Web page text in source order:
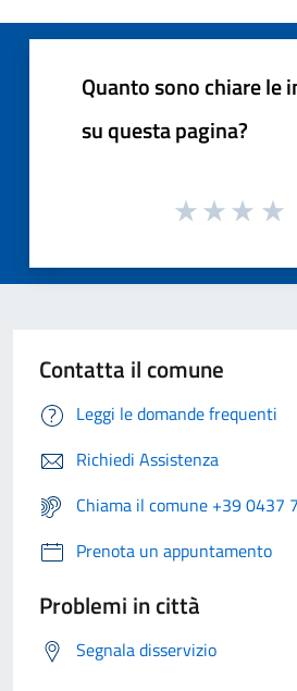
Quanto sono chiare le
su questa pagina?
Contatta il comune
Leggi le domande frequenti
Richiedi Assistenza
Chiama il comune +39 0437
Prenota un appuntamento
Problemi in città
Segnala disservizio